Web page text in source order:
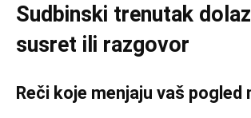
Sudbinski trenutak
susret ili razgovor
Reči koje menjaju vaš pogled